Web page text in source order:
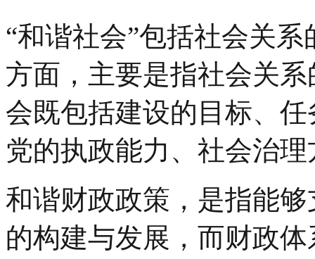
“和谐社会”包括社会关
方面，主要是指社会关
会既包括建设的目标、
党的执政能力、社会治
和谐财政政策，是指能
的构建与发展，而财政